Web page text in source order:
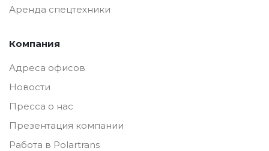
Аренда спецтехники
Компания
Адреса офисов
Новости
Пресса о нас
Презентация компании
Работа в Polartrans